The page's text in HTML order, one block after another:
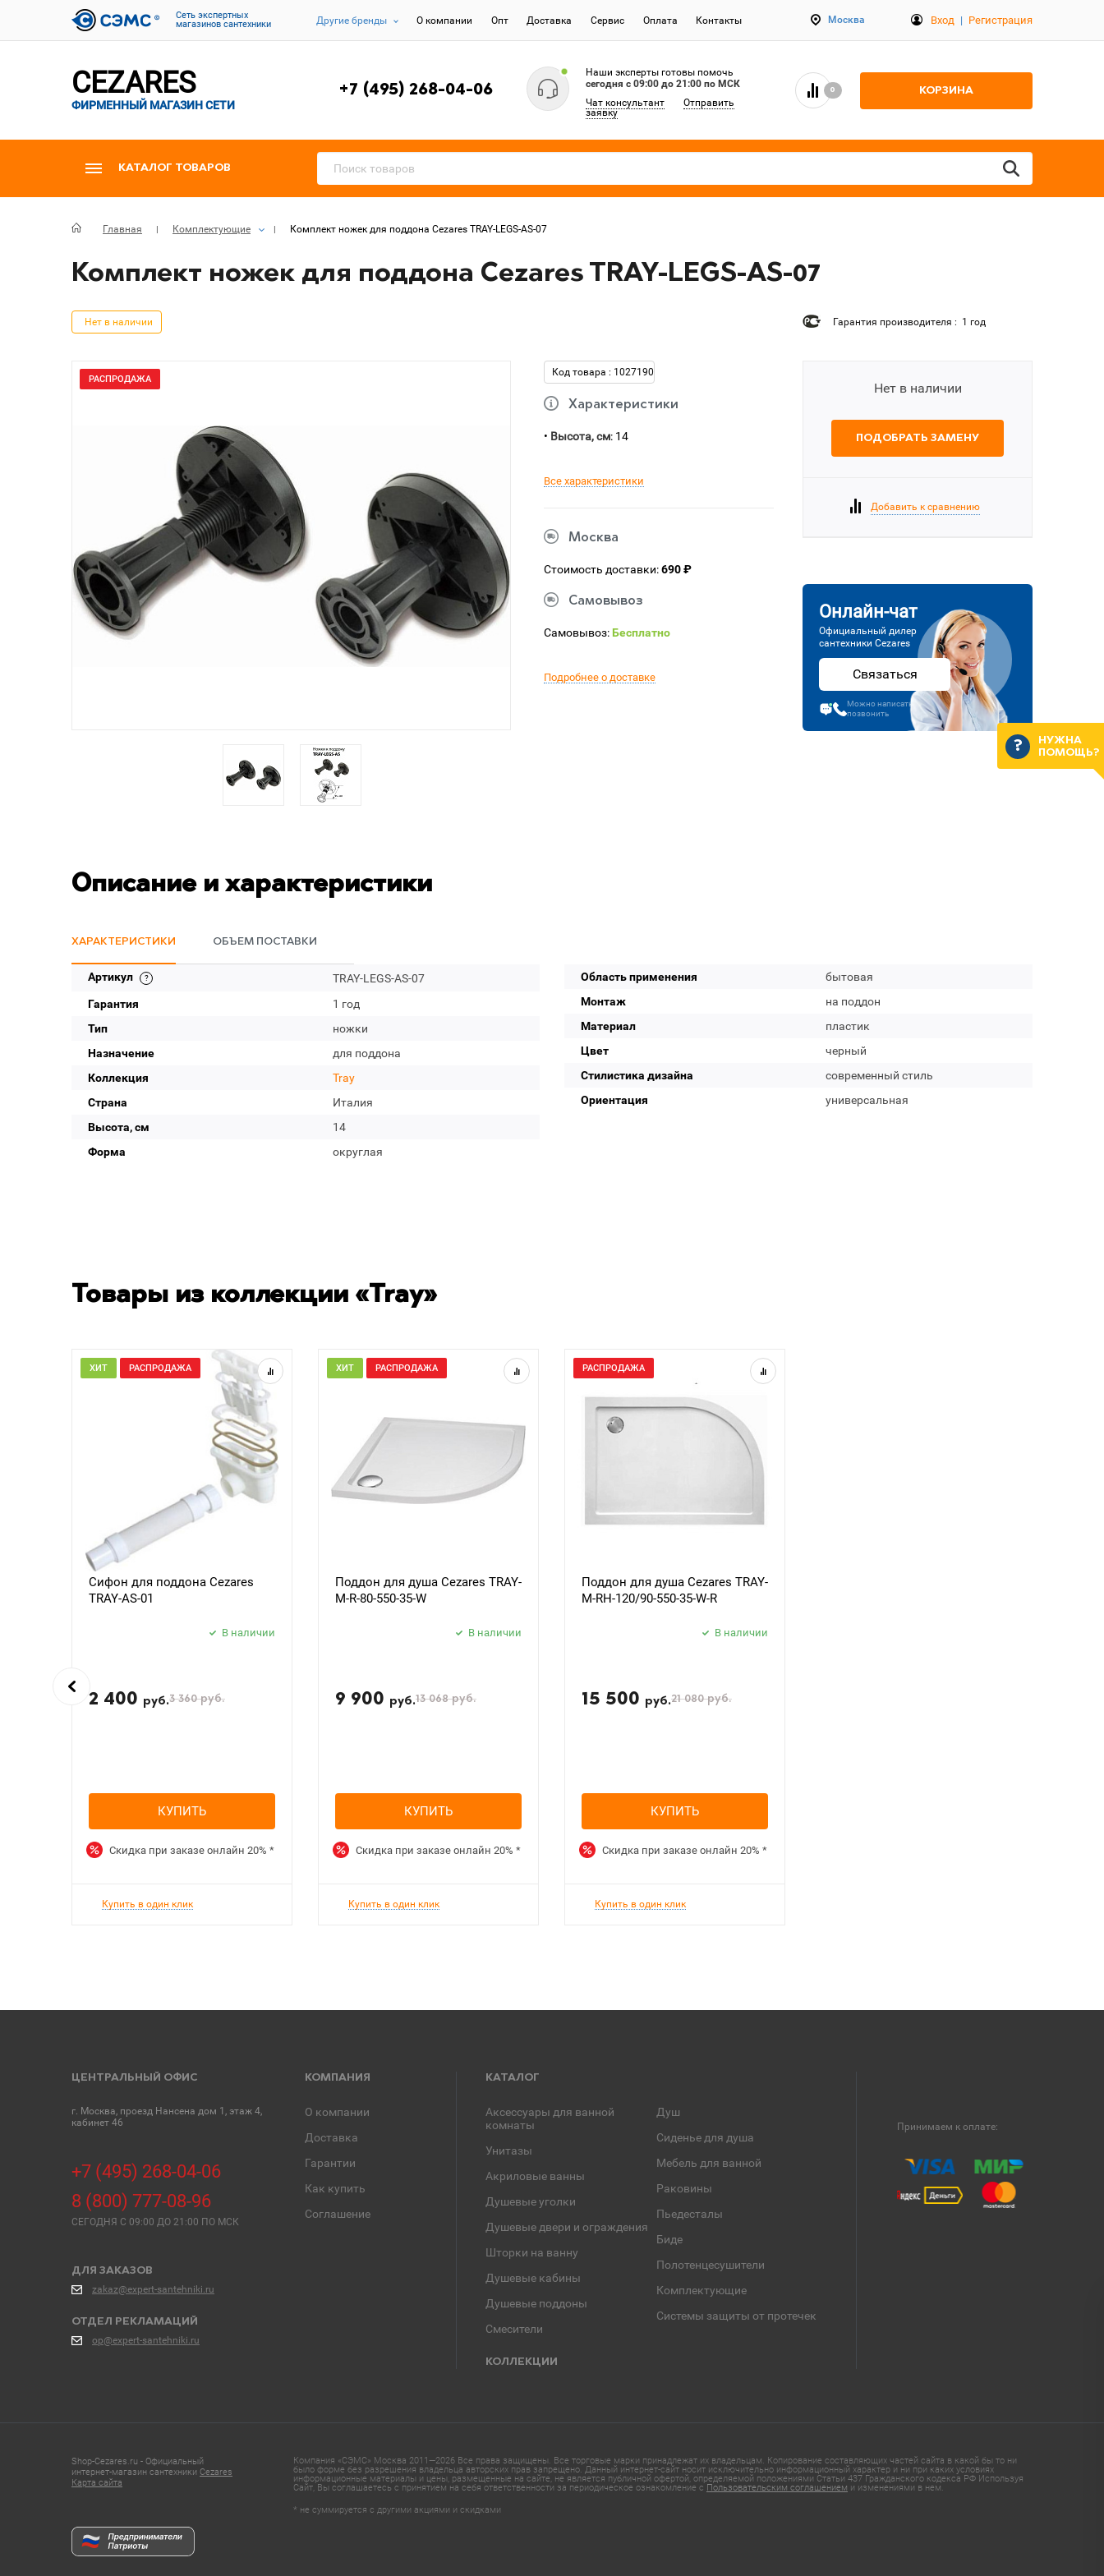
Cеть экспертных
магазинов сантехники
Другие бренды О компании Опт Доставка Сервис Оплата Контакты Москва Вход | Регистрация
CEZARES
ФИРМЕННЫЙ МАГАЗИН СЕТИ
+7 (495) 268-04-06
Наши эксперты готовы помочь
сегодня c 09:00 до 21:00 по МСК
Чат консультант
Отправить
заявку
0 КОРЗИНА
КАТАЛОГ ТОВАРОВ
Главная Комплектующие Комплект ножек для поддона Cezares TRAY-LEGS-AS-07
Комплект ножек для поддона Cezares TRAY-LEGS-AS-07
Нет в наличии Гарантия производителя : 1 год
РАСПРОДАЖА
Код товара : 1027190
Характеристики
• Высота, см: 14
Все характеристики
Москва
Стоимость доставки:690 ₽
Самовывоз
Самовывоз:Бесплатно
Подробнее о доставке
Нет в наличии
ПОДОБРАТЬ ЗАМЕНУ
Добавить к сравнению
Онлайн-чат
Официальный дилер
сантехники Cezares
Связаться
Можно написать или
позвонить
Описание и характеристики
ХАРАКТЕРИСТИКИ ОБЪЕМ ПОСТАВКИ
Артикул
TRAY-LEGS-AS-07
Гарантия
1 год
Тип
ножки
Назначение
для поддона
Коллекция
Tray
Страна
Италия
Высота, см
14
Форма
округлая
Область применения
бытовая
Монтаж
на поддон
Материал
пластик
Цвет
черный
Стилистика дизайна
современный стиль
Ориентация
универсальная
Товары из коллекции «Tray»
ХИТ РАСПРОДАЖА
Сифон для поддона Cezares
TRAY-AS-01
В наличии
2 400 руб.3 360руб.
КУПИТЬ
Скидка при заказе онлайн 20% *
Купить в один клик
ХИТ РАСПРОДАЖА
Поддон для душа Cezares TRAY-
M-R-80-550-35-W
В наличии
9 900 руб.13 068руб.
КУПИТЬ
Скидка при заказе онлайн 20% *
Купить в один клик
РАСПРОДАЖА
Поддон для душа Cezares TRAY-
M-RH-120/90-550-35-W-R
В наличии
15 500 руб.21 080руб.
КУПИТЬ
Скидка при заказе онлайн 20% *
Купить в один клик
ЦЕНТРАЛЬНЫЙ ОФИС
г. Москва, проезд Нансена дом 1, этаж 4,
кабинет 46
+7 (495) 268-04-06
8 (800) 777-08-96
СЕГОДНЯ C 09:00 ДО 21:00 ПО МСК
ДЛЯ ЗАКАЗОВ
zakaz@expert-santehniki.ru
ОТДЕЛ РЕКЛАМАЦИЙ
op@expert-santehniki.ru
КОМПАНИЯ
О компании
Доставка
Гарантии
Как купить
Соглашение
КАТАЛОГ
Аксессуары для ванной
комнаты
Унитазы
Акриловые ванны
Душевые уголки
Душевые двери и ограждения
Шторки на ванну
Душевые кабины
Душевые поддоны
Смесители
Душ
Сиденье для душа
Мебель для ванной
Раковины
Пьедесталы
Биде
Полотенцесушители
Комплектующие
Системы защиты от протечек
КОЛЛЕКЦИИ
Принимаем к оплате:
Shop-Cezares.ru - Официальный
интернет-магазин сантехники Cezares
Карта сайта
Компания «СЭМС» Москва 2011—2026 Все права защищены. Все торговые марки принадлежат их владельцам. Копирование составляющих частей сайта в какой бы то ни
было форме без разрешения владельца авторских прав запрещено. Данный интернет-сайт носит исключительно информационный характер и ни при каких условиях
информационные материалы и цены, размещенные на сайте, не является публичной офертой, определяемой положениями Статьи 437 Гражданского кодекса РФ Используя
Сайт, Вы соглашаетесь с принятием на себя ответственности за периодическое ознакомление с Пользовательским соглашением и изменениями в нем.
* не суммируется с другими акциями и скидками
НУЖНА
ПОМОЩЬ?